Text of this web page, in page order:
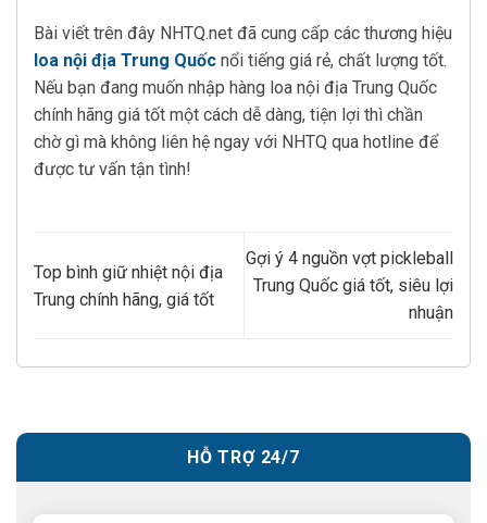
Bài viết trên đây NHTQ.net đã cung cấp các thương hiệu
loa nội địa Trung Quốc nổi tiếng giá rẻ, chất lượng tốt.
Nếu bạn đang muốn nhập hàng loa nội địa Trung Quốc
chính hãng giá tốt một cách dễ dàng, tiện lợi thì chần
chờ gì mà không liên hệ ngay với NHTQ qua hotline để
được tư vấn tận tình!
Top bình giữ nhiệt nội địa
Trung chính hãng, giá tốt
Gợi ý 4 nguồn vợt pickleball
Trung Quốc giá tốt, siêu lợi
nhuận
HỖ TRỢ 24/7